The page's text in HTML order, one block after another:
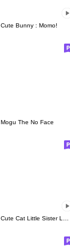
Cute Bunny : Momo!
Mogu The No Face